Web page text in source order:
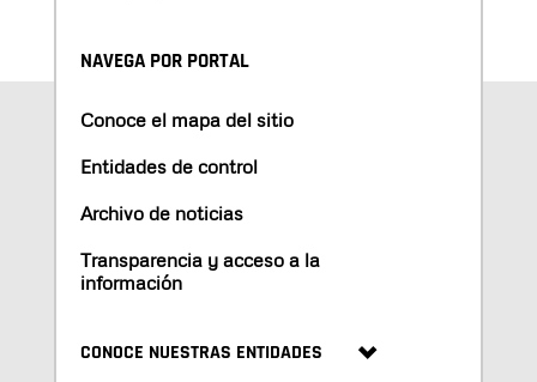
NAVEGA POR PORTAL
Conoce el mapa del sitio
Entidades de control
Archivo de noticias
Transparencia y acceso a la
información
CONOCE NUESTRAS ENTIDADES